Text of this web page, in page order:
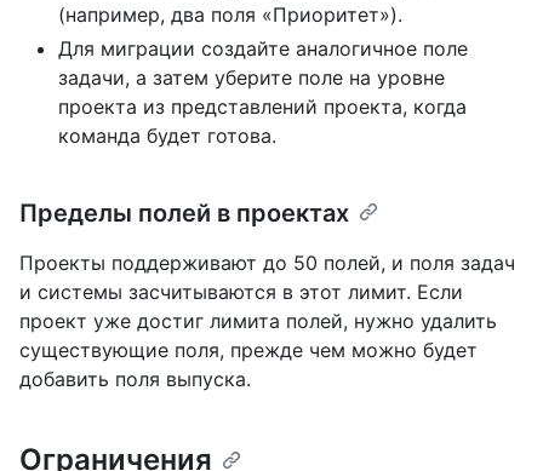
(например, два поля «Приоритет»).
Для миграции создайте аналогичное поле
задачи, а затем уберите поле на уровне
проекта из представлений проекта, когда
команда будет готова.
Пределы полей в проектах
Проекты поддерживают до 50 полей, и поля задач
и системы засчитываются в этот лимит. Если
проект уже достиг лимита полей, нужно удалить
существующие поля, прежде чем можно будет
добавить поля выпуска.
Ограничения